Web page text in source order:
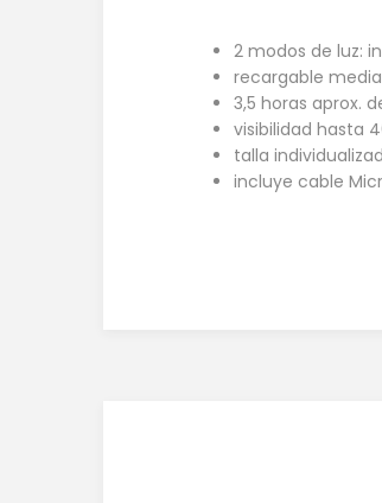
2 modos de luz:
recargable
3,5 horas aprox.
visibilidad hasta
talla
incluye cable